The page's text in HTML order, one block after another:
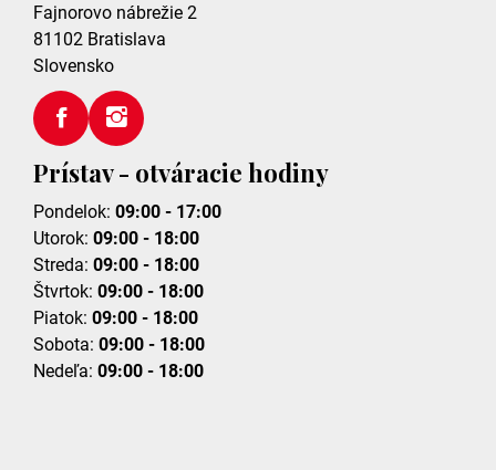
Fajnorovo nábrežie 2
81102 Bratislava
Slovensko
Prístav - otváracie hodiny
Pondelok: 09:00 - 17:00
Utorok: 09:00 - 18:00
Streda: 09:00 - 18:00
Štvrtok: 09:00 - 18:00
Piatok: 09:00 - 18:00
Sobota: 09:00 - 18:00
Nedeľa: 09:00 - 18:00